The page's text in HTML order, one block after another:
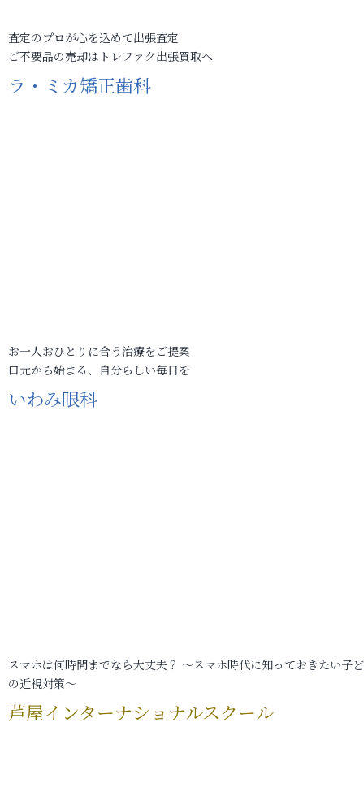
査定のプロが心を込めて出張査定
ご不要品の売却はトレファク出張買取へ
ラ・ミカ矯正歯科
お一人おひとりに合う治療をご提案
口元から始まる、自分らしい毎日を
いわみ眼科
スマホは何時間までなら大丈夫？ ～スマホ時代に知っておきたい子
の近視対策～
芦屋インターナショナルスクール